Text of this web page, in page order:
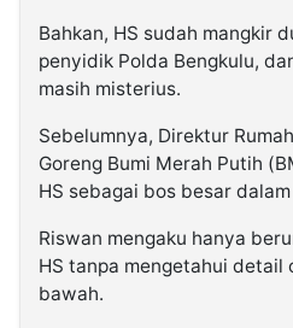
Bahkan, HS sudah mangkir
penyidik Polda Bengkulu,
masih misterius.
Sebelumnya, Direktur
Goreng Bumi Merah Putih
HS sebagai bos besar
Riswan mengaku hanya
HS tanpa mengetahui detail
bawah.